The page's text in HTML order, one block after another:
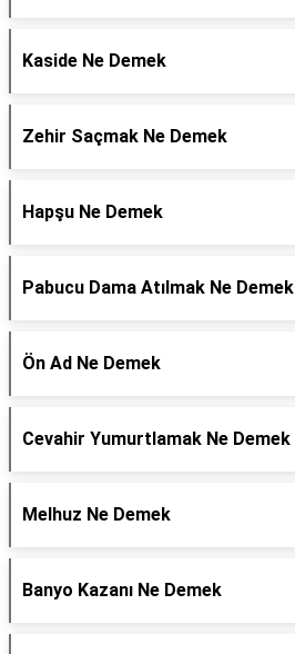
Kaside Ne Demek
Zehir Saçmak Ne Demek
Hapşu Ne Demek
Pabucu Dama Atılmak Ne Demek
Ön Ad Ne Demek
Cevahir Yumurtlamak Ne Demek
Melhuz Ne Demek
Banyo Kazanı Ne Demek